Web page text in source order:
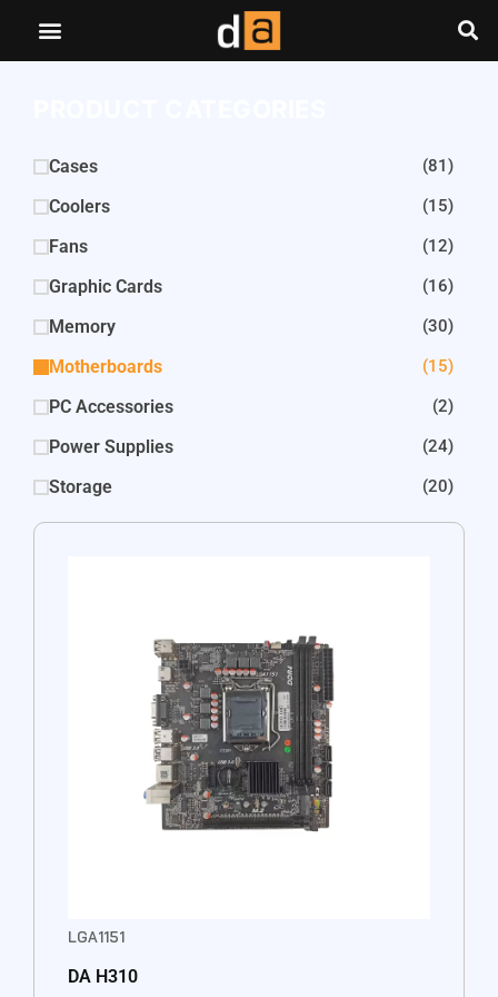
Cases (81)
Coolers (15)
Fans (12)
Graphic Cards (16)
Memory (30)
Motherboards (15)
PC Accessories (2)
Power Supplies (24)
Storage (20)
LGA1151
DA H310